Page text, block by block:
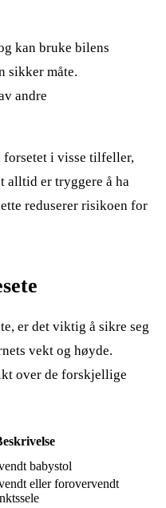
kan bruke bilens
sikker måte.
andre
forsetet i visse tilfeller,
alltid er tryggere å ha
reduserer risikoen for
er det viktig å sikre seg
vekt og høyde.
over de forskjellige
babystol
eller forovervendt